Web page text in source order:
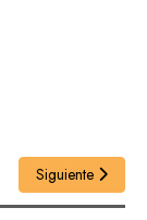
Siguiente